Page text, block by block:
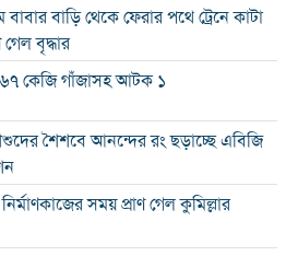
বাবার বাড়ি থেকে ফেরার পথে ট্রেনে কাটা
গেল বৃদ্ধার
৬৭ কেজি গাঁজাসহ আটক ১
শৈশবে আনন্দের রং ছড়াচ্ছে এবিজি
সময় প্রাণ গেল কুমিল্লার